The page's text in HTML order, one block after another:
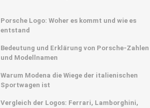
Porsche Logo: Woher es kommt und wie es
entstand
Bedeutung und Erklärung von Porsche-Zahlen
und Modellnamen
Warum Modena die Wiege der italienischen
Sportwagen ist
Vergleich der Logos: Ferrari, Lamborghini,